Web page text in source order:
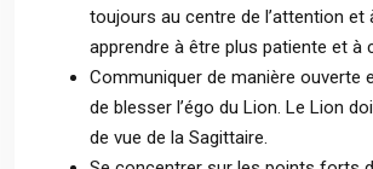
toujours au centre de l’attention et
apprendre à être plus patiente et à
Communiquer de manière ouverte
de blesser l’égo du Lion. Le Lion
de vue de la Sagittaire.